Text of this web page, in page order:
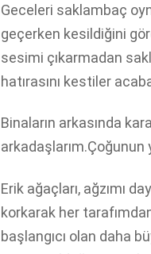
Geceleri saklambaç
geçerken kesildiğini
sesimi çıkarmadan
hatırasını kestiler
Binaların arkasında
arkadaşlarım.Çoğunun
Erik ağaçları, ağzımı
korkarak her
başlangıcı olan daha